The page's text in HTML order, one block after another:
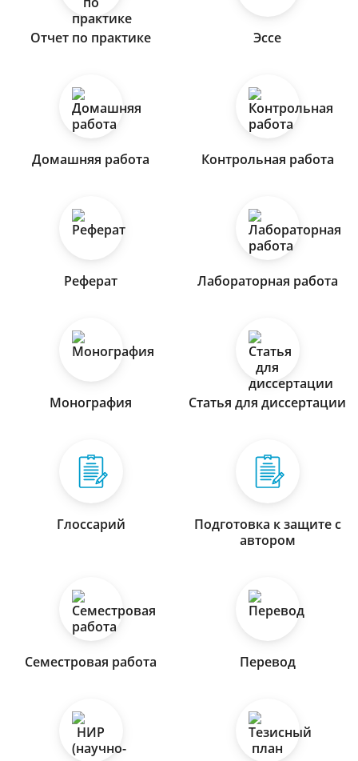
Отчет по практике Эссе
Домашняя работа Контрольная работа
Реферат Лабораторная работа
Монография Статья для диссертации
Глоссарий
Подготовка к защите с
автором
Семестровая работа Перевод